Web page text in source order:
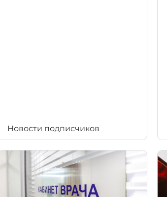
Новости подписчиков